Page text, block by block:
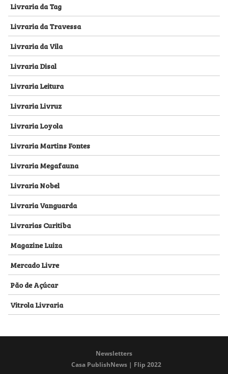
Livraria da Tag
Livraria da Travessa
Livraria da Vila
Livraria Disal
Livraria Leitura
Livraria Livruz
Livraria Loyola
Livraria Martins Fontes
Livraria Megafauna
Livraria Nobel
Livraria Vanguarda
Livrarias Curitiba
Magazine Luiza
Mercado Livre
Pão de Açúcar
Vitrola Livraria
Newsletters
Casa PublishNews | Flip 2022